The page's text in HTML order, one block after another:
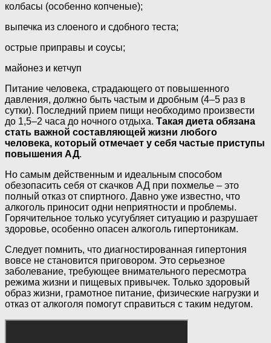
колбасы (особенно копченые);
выпечка из слоеного и сдобного теста;
острые приправы и соусы;
майонез и кетчуп
Питание человека, страдающего от повышенного
давления, должно быть частым и дробным (4–5 раз в
сутки). Последний прием пищи необходимо произвести
до 1,5–2 часа до ночного отдыха. Такая диета обязана
стать важной составляющей жизни любого
человека, который отмечает у себя частые приступы
повышения АД.
Но самым действенным и идеальным способом
обезопасить себя от скачков АД при похмелье – это
полный отказ от спиртного. Давно уже известно, что
алкоголь приносит одни неприятности и проблемы.
Горячительное только усугубляет ситуацию и разрушает
здоровье, особенно опасен алкоголь гипертоникам.
Следует помнить, что диагностированная гипертония
вовсе не становится приговором. Это серьезное
заболевание, требующее внимательного пересмотра
режима жизни и пищевых привычек. Только здоровый
образ жизни, грамотное питание, физические нагрузки и
отказ от алкоголя помогут справиться с таким недугом.